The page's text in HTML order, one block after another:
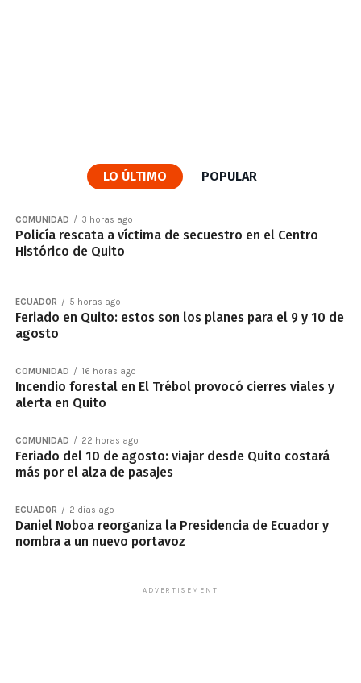
LO ÚLTIMO POPULAR
COMUNIDAD 3 horas ago
Policía rescata a víctima de secuestro en el Centro
Histórico de Quito
ECUADOR 5 horas ago
Feriado en Quito: estos son los planes para el 9 y 10 de
agosto
COMUNIDAD 16 horas ago
Incendio forestal en El Trébol provocó cierres viales y
alerta en Quito
COMUNIDAD 22 horas ago
Feriado del 10 de agosto: viajar desde Quito costará
más por el alza de pasajes
ECUADOR 2 días ago
Daniel Noboa reorganiza la Presidencia de Ecuador y
nombra a un nuevo portavoz
ADVERTISEMENT